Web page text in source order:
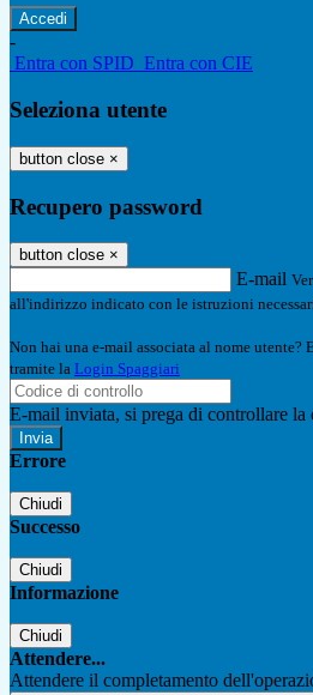
-
Entra con SPID Entra con CIE
Seleziona utente
button close ×
Recupero password
button close ×
E-mail
all'indirizzo indicato con le istruzioni
Non hai una e-mail associata al nome utente?
tramite la Login Spaggiari
E-mail inviata, si prega di controllare la
Errore
Chiudi
Successo
Chiudi
Informazione
Chiudi
Attendere...
Attendere il completamento